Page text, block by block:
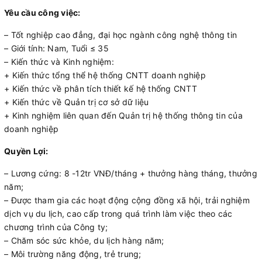
Yêu cầu công việc:
– Tốt nghiệp cao đẳng, đại học ngành công nghệ thông tin
– Giới tính: Nam, Tuổi ≤ 35
– Kiến thức và Kinh nghiệm:
+ Kiến thức tổng thể hệ thống CNTT doanh nghiệp
+ Kiến thức về phân tích thiết kế hệ thống CNTT
+ Kiến thức về Quản trị cơ sở dữ liệu
+ Kinh nghiệm liên quan đến Quản trị hệ thống thông tin của
doanh nghiệp
Quyền Lợi:
– Lương cứng: 8 -12tr VNĐ/tháng + thưởng hàng tháng, thưởng
năm;
– Được tham gia các hoạt động cộng đồng xã hội, trải nghiệm
dịch vụ du lịch, cao cấp trong quá trình làm việc theo các
chương trình của Công ty;
– Chăm sóc sức khỏe, du lịch hàng năm;
– Môi trường năng động, trẻ trung;